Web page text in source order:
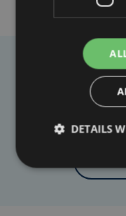
Heb je een taal-
DETAILS